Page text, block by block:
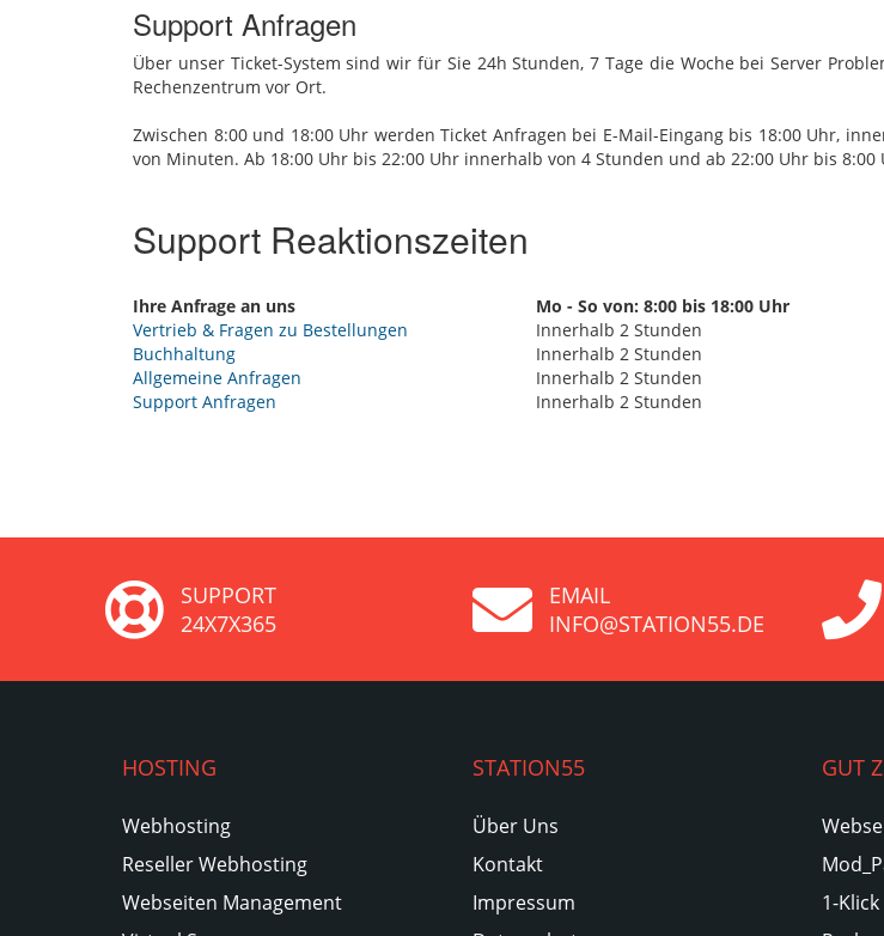
Support Anfragen
Über unser Ticket-System sind wir für Sie 24h Stunden, 7 Tage die Woche bei Server
Rechenzentrum vor Ort.
Zwischen 8:00 und 18:00 Uhr werden Ticket Anfragen bei E-Mail-Eingang bis 18:00 Uhr,
von Minuten. Ab 18:00 Uhr bis 22:00 Uhr innerhalb von 4 Stunden und ab 22:00 Uhr bis
Support Reaktionszeiten
Ihre Anfrage an uns Mo - So von: 8:00 bis 18:00 Uhr
Vertrieb & Fragen zu Bestellungen
Innerhalb 2 Stunden
Buchhaltung
Innerhalb 2 Stunden
Allgemeine Anfragen
Innerhalb 2 Stunden
Support Anfragen
Innerhalb 2 Stunden
SUPPORT
24X7X365
EMAIL
INFO@STATION55.DE
HOSTING
Webhosting
Reseller Webhosting
Webseiten Management
STATION55
Über Uns
Kontakt
Impressum
GUT
1-